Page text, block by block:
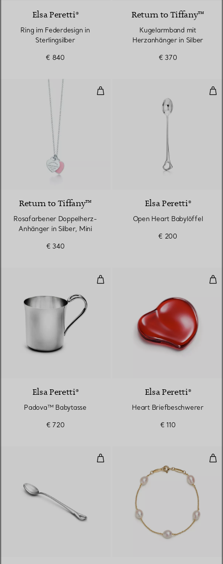
Elsa Peretti®
Ring im Federdesign in
Sterlingsilber
€ 840
Return to Tiffany™
Kugelarmband mit
Herzanhänger in Silber
€ 370
Rosafarbener Doppelherz-
Return to Tiffany™
Rosafarbener Doppelherz-
Anhänger in Silber, Mini
€ 340
Elsa Peretti®
Open Heart Babylöffel
€ 200
Padova™ Babytasse
Elsa Peretti®
Padova™ Babytasse
€ 720
Elsa Peretti®
Heart Briefbeschwerer
€ 110
Padova Fütterlöffel